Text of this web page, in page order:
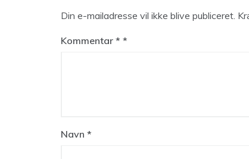
Din e-mailadresse vil ikke blive publiceret.
Kommentar *
Navn *